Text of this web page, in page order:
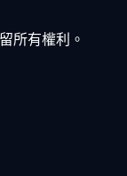
所有權利。